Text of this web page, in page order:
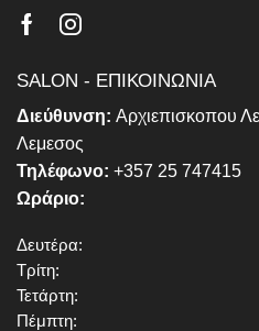
FacebookInstagram
SALON - ΕΠΙΚΟΙΝΩΝΙΑ
Διεύθυνση: Αρχιεπισκοπου
Λεμεσος
Τηλέφωνο: +357 25 747415
Ωράριο:
Δευτέρα:
Τρίτη:
Τετάρτη:
Πέμπτη: